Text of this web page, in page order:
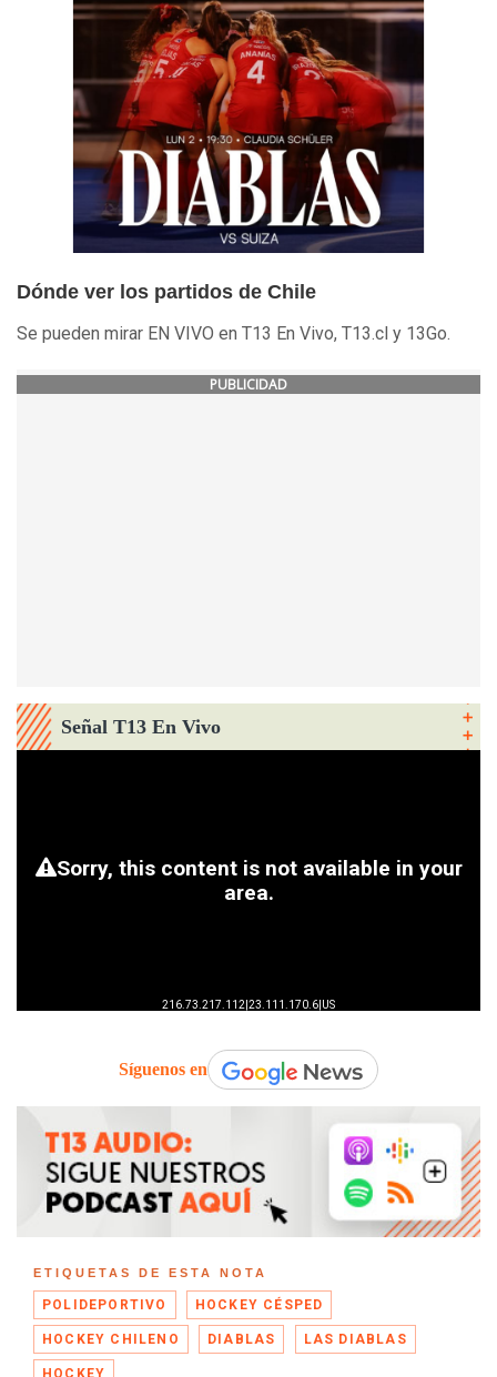
Dónde ver los partidos de Chile
Se pueden mirar EN VIVO en T13 En Vivo, T13.cl y 13Go.
PUBLICIDAD
Señal T13 En Vivo
Síguenos en
ETIQUETAS DE ESTA NOTA
POLIDEPORTIVO HOCKEY CÉSPED
HOCKEY CHILENO DIABLAS LAS DIABLAS
HOCKEY